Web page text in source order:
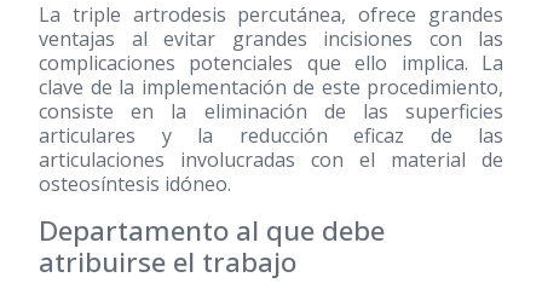
La triple artrodesis percutánea, ofrece grandes
ventajas al evitar grandes incisiones con las
complicaciones potenciales que ello implica. La
clave de la implementación de este procedimiento,
consiste en la eliminación de las superficies
articulares y la reducción eficaz de las
articulaciones involucradas con el material de
osteosíntesis idóneo.
Departamento al que debe
atribuirse el trabajo